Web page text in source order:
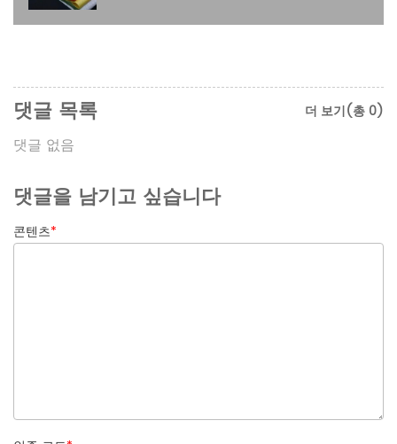
더 보기(총 0)
댓글 목록
댓글 없음
댓글을 남기고 싶습니다
콘텐츠*